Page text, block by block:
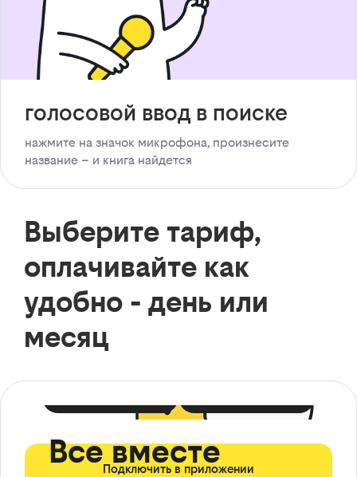
голосовой ввод в поиске
нажмите на значок микрофона, произнесите
название – и книга найдется
Выберите тариф,
оплачивайте как
удобно - день или
месяц
Все вместе
Подключить в приложении